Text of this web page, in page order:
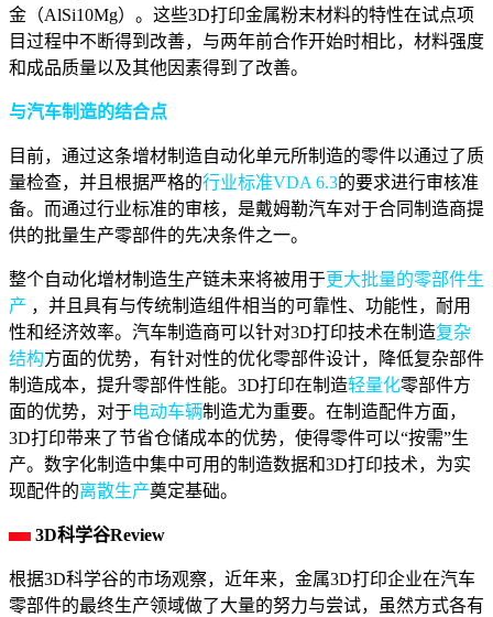
金（AlSi10Mg）。这些3D打印金属粉末材料的特性在试点项
目过程中不断得到改善，与两年前合作开始时相比，材料强度
和成品质量以及其他因素得到了改善。
与汽车制造的结合点
目前，通过这条增材制造自动化单元所制造的零件以通过了质
量检查，并且根据严格的行业标准VDA 6.3的要求进行审核准
备。而通过行业标准的审核，是戴姆勒汽车对于合同制造商提
供的批量生产零部件的先决条件之一。
整个自动化增材制造生产链未来将被用于更大批量的零部件生
产 ，并且具有与传统制造组件相当的可靠性、功能性，耐用
性和经济效率。汽车制造商可以针对3D打印技术在制造复杂
结构方面的优势，有针对性的优化零部件设计，降低复杂部件
制造成本，提升零部件性能。3D打印在制造轻量化零部件方
面的优势，对于电动车辆制造尤为重要。在制造配件方面，
3D打印带来了节省仓储成本的优势，使得零件可以“按需”生
产。数字化制造中集中可用的制造数据和3D打印技术，为实
现配件的离散生产奠定基础。
3D科学谷Review
根据3D科学谷的市场观察，近年来，金属3D打印企业在汽车
零部件的最终生产领域做了大量的努力与尝试，虽然方式各有